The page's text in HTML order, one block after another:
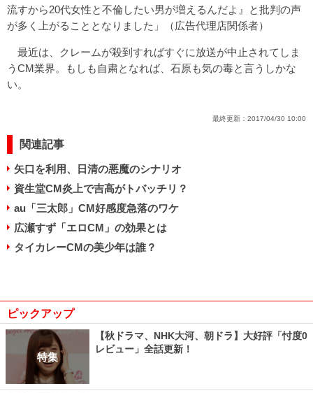
流すから20代女性と不倫したい男が増えるんだよ』と批判の声
が多く上がることとなりました」（広告代理店関係者）
最近は、クレームが殺到すればすぐに放送が中止されてしま
うCM業界。もしも自粛となれば、石原も気の毒と言うしかな
い。
最終更新： 2017/04/30 10:00
関連記事
矢口を利用、日清の悪魔のシナリオ
資生堂CM炎上で吉高がトバッチリ？
au「三太郎」CM好感度急落のワケ
広瀬すず「エロCM」の効果とは
タイカレーCMの美少年は誰？
ピックアップ
特集
【秋ドラマ、NHK大河、朝ドラ】大好評「忖度0
レビュー」全話更新！